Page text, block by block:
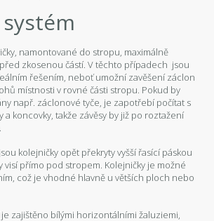
namontované do stropu, maximálně
zkosenou částí. V těchto případech jsou
řešením, neboť umožní zavěšení záclon
místnosti v rovné části stropu. Pokud by
např. záclonové tyče, je zapotřebí počítat s
a koncovky, takže závěsy by již po roztažení
kolejničky opět překryty vyšší řasící páskou
visí přímo pod stropem. Kolejničky je možné
což je vhodné hlavně u větších ploch nebo
zajištěno bílými horizontálními žaluziemi,